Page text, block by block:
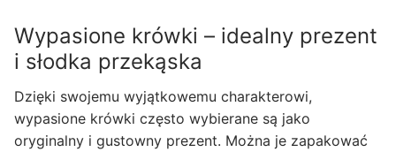
Wypasione krówki – idealny prezent
i słodka przekąska
Dzięki swojemu wyjątkowemu charakterowi,
wypasione krówki często wybierane są jako
oryginalny i gustowny prezent. Można je zapakować